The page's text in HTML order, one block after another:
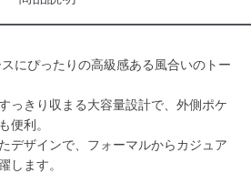
にぴったりの高級感ある風合いのトー
っきり収まる大容量設計で、外側ポケ
便利。
デザインで、フォーマルからカジュア
します。